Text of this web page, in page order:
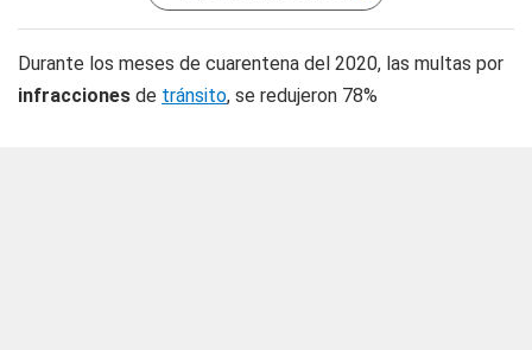
Durante los meses de cuarentena del 2020, las multas por
infracciones de tránsito, se redujeron 78%